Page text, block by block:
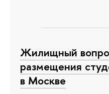
Жилищный
размещения
в Москве